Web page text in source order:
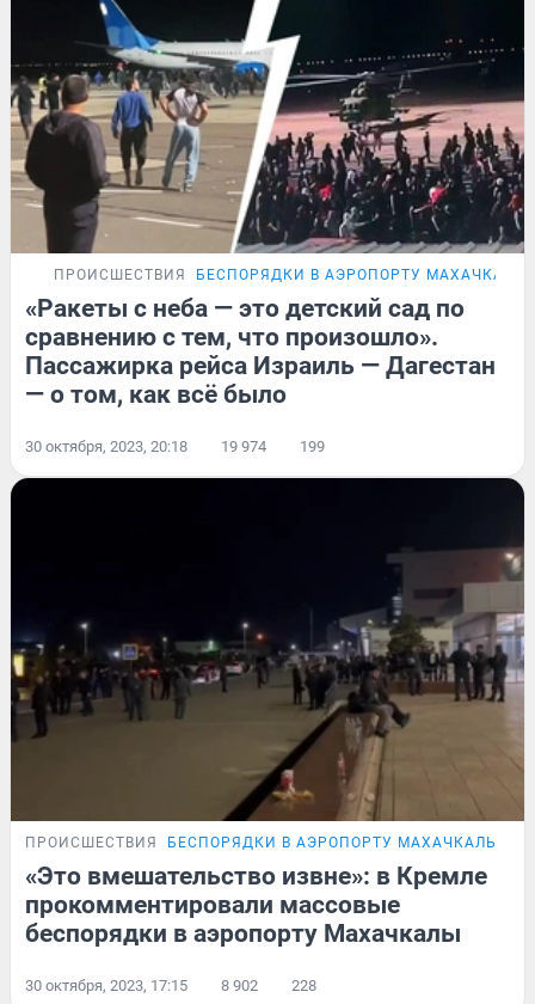
ПРОИСШЕСТВИЯ БЕСПОРЯДКИ В АЭРОПОРТУ МАХАЧКАЛЫ
«Ракеты с неба — это детский сад по
сравнению с тем, что произошло».
Пассажирка рейса Израиль — Дагестан
— о том, как всё было
30 октября, 2023, 20:18 19 974 199
ПРОИСШЕСТВИЯ БЕСПОРЯДКИ В АЭРОПОРТУ МАХАЧКАЛЫ
«Это вмешательство извне»: в Кремле
прокомментировали массовые
беспорядки в аэропорту Махачкалы
30 октября, 2023, 17:15 8 902 228